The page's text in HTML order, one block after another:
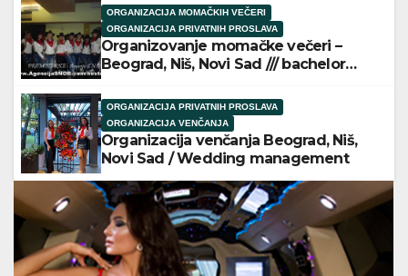
ORGANIZACIJA MOMAČKIH VEČERI
ORGANIZACIJA PRIVATNIH PROSLAVA
Organizovanje momačke večeri –
Beograd, Niš, Novi Sad /// bachelor
ORGANIZACIJA PRIVATNIH PROSLAVA
ORGANIZACIJA VENČANJA
Organizacija venčanja Beograd, Niš,
Novi Sad / Wedding management